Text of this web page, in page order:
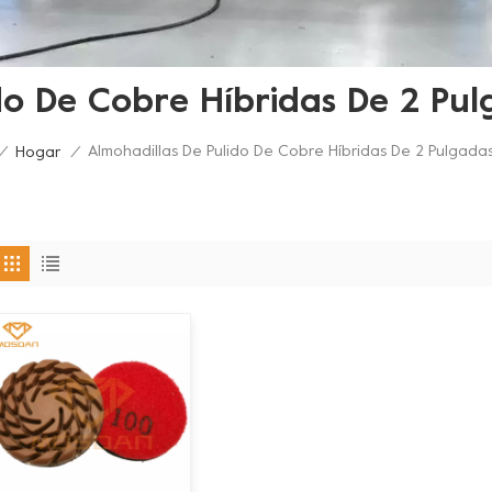
De Cobre Híbridas De 2
Hogar / Almohadillas De Pulido De Cobre Híbridas De 2